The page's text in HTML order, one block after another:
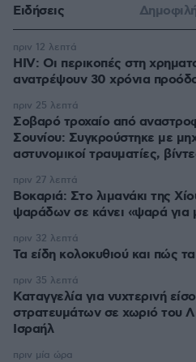
Ειδήσεις Δημοφιλή
HIV: Οι περικοπές στη
ανατρέψουν 30 χρόνια
πριν 12 λεπτά
Σοβαρό τροχαίο από
Σουνίου: Συγκρούστηκε με
αστυνομικοί τραυματίες,
πριν 25 λεπτά
Βοκαριά: Στο λιμανάκι της
ψαράδων σε κάνει «ψαρά για
πριν 27 λεπτά
Τα είδη κολοκυθιού και πώς
πριν 32 λεπτά
Καταγγελία για νυχτερινή
στρατευμάτων σε χωριό του
Ισραήλ
πριν 35 λεπτά
πριν μία ώρα